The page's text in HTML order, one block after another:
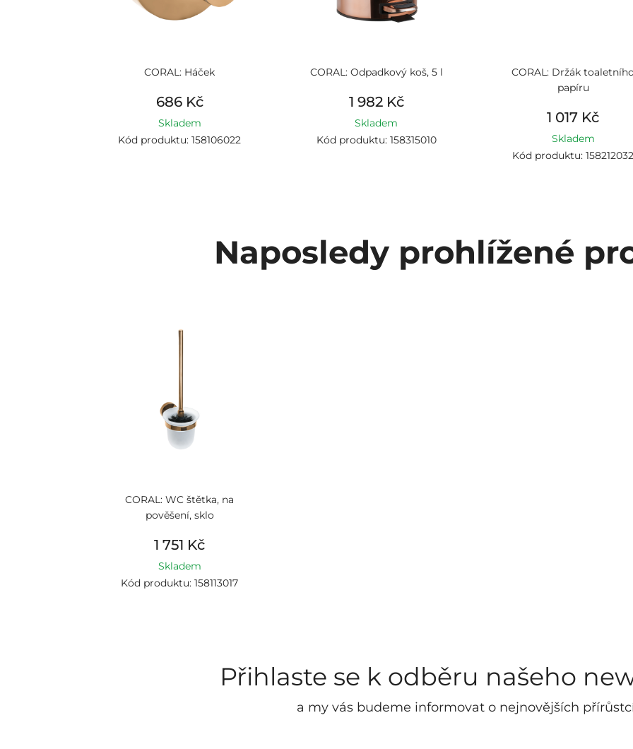
CORAL: Háček
686 Kč
Skladem
Kód produktu: 158106022
CORAL: Odpadkový koš, 5 l
1 982 Kč
Skladem
Kód produktu: 158315010
CORAL: Držák
papíru
1 017 Kč
Skladem
Kód produktu:
Naposledy prohlížené
CORAL: WC štětka, na
pověšení, sklo
1 751 Kč
Skladem
Kód produktu: 158113017
Přihlaste se k odběru našeho
a my vás budeme informovat o nejnovějších